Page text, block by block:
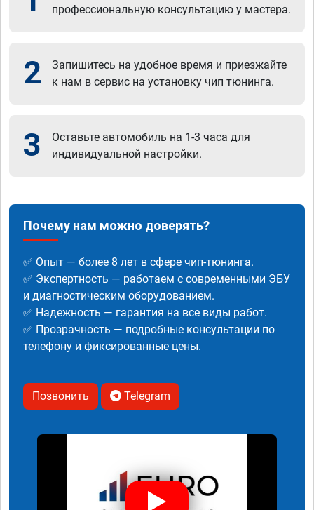
профессиональную консультацию у мастера.
2
Запишитесь на удобное время и приезжайте
к нам в сервис на установку чип тюнинга.
3
Оставьте автомобиль на 1-3 часа для
индивидуальной настройки.
Почему нам можно доверять?
✅ Опыт — более 8 лет в сфере чип-тюнинга.
✅ Экспертность — работаем с современными ЭБУ
и диагностическим оборудованием.
✅ Надежность — гарантия на все виды работ.
✅ Прозрачность — подробные консультации по
телефону и фиксированные цены.
Позвонить Telegram